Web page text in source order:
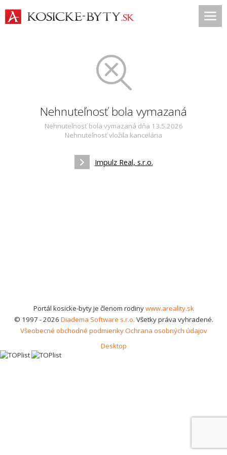
Nehnuteľnosť bola vymazaná
Nehnuteľnosť bola vymazaná dňa 13.5.2026
Nehnuteľnosť vložila kancelária
Impulz Real, s.r.o.
Portál kosicke-byty je členom rodinywww.areality.sk
© 1997 - 2026 Diadema Software s.r.o. Všetky práva vyhradené.
Všeobecné obchodné podmienkyOchrana osobných údajov
Desktop